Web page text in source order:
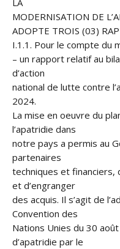
LA
MODERNISATION DE
ADOPTE TROIS (03)
I.1.1. Pour le compte du
– un rapport relatif au
d’action
national de lutte contre
2024.
La mise en oeuvre du
l’apatridie dans
notre pays a permis au
partenaires
techniques et financiers,
et d’engranger
des acquis. Il s’agit de
Convention des
Nations Unies du 30
d’apatridie par le